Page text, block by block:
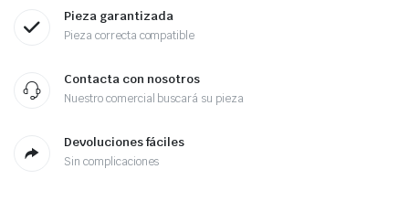
Pieza garantizada
Pieza correcta compatible
Contacta con nosotros
Nuestro comercial buscará su pieza
Devoluciones fáciles
Sin complicaciones